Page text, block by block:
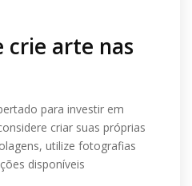
crie arte nas
para investir em
criar suas próprias
utilize fotografias
disponíveis